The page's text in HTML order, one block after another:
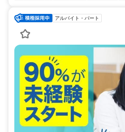
アルバイト・パート